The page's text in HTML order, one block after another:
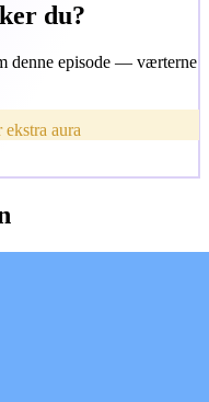
du?
denne episode — værterne
aura